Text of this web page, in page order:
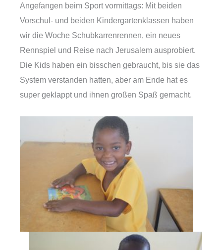
Angefangen beim Sport vormittags: Mit beiden
Vorschul- und beiden Kindergartenklassen haben
wir die Woche Schubkarrenrennen, ein neues
Rennspiel und Reise nach Jerusalem ausprobiert.
Die Kids haben ein bisschen gebraucht, bis sie das
System verstanden hatten, aber am Ende hat es
super geklappt und ihnen großen Spaß gemacht.